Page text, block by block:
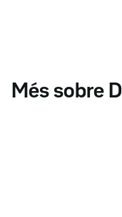
Més sobre